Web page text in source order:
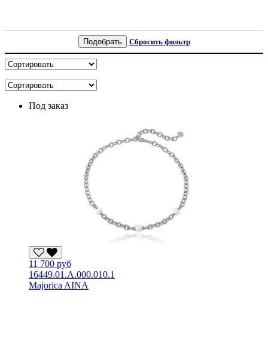
Подобрать Сбросить фильтр
Под заказ
11 700 руб
16449.01.A.000.010.1
Majorica AINA